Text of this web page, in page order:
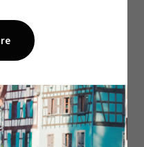
C’est que l’équilibre
le solide et le
Afin d’éviter
pour un cupcake aux